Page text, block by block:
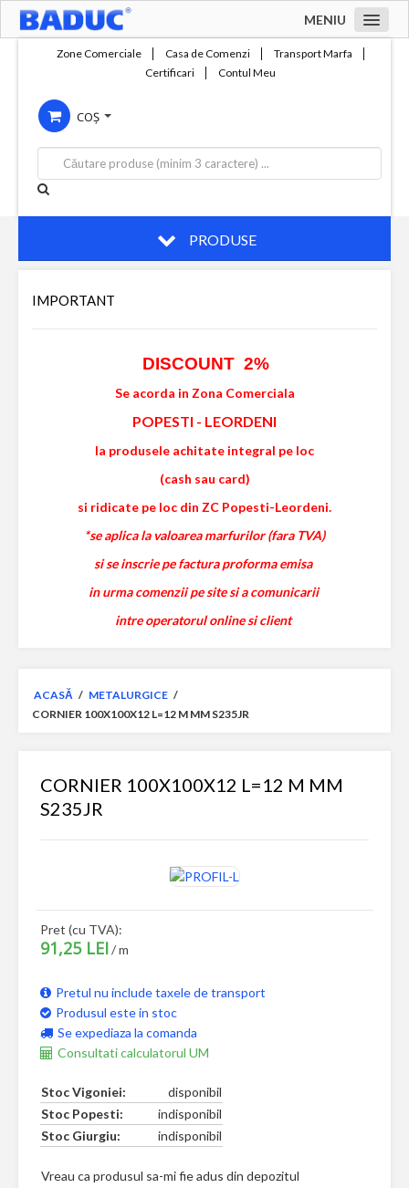
MENIU
Compania
Servicii
Productie
Contact
Zone Comerciale Casa de Comenzi
Transport Marfa
Certificari
Contul Meu
COȘ
PRODUSE
IMPORTANT
DISCOUNT 2%
Se acorda in Zona Comerciala
POPESTI - LEORDENI
la produsele achitate integral pe loc
(cash sau card)
si ridicate pe loc din ZC Popesti-Leordeni.
*se aplica la valoarea marfurilor (fara TVA)
si se inscrie pe factura proforma emisa
in urma comenzii pe site si a comunicarii
intre operatorul online si client
ACASĂ / METALURGICE /
CORNIER 100X100X12 L=12 M MM S235JR
CORNIER 100X100X12 L=12 M MM
S235JR
Pret (cu TVA):
91,25 LEI/ m
Pretul nu include taxele de transport
Produsul este in stoc
Se expediaza la comanda
Consultati calculatorul UM
Stoc Vigoniei:
disponibil
Stoc Popesti:
indisponibil
Stoc Giurgiu:
indisponibil
Vreau ca produsul sa-mi fie adus din depozitul